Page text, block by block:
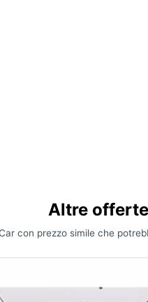
Altre offerte
con prezzo simile che